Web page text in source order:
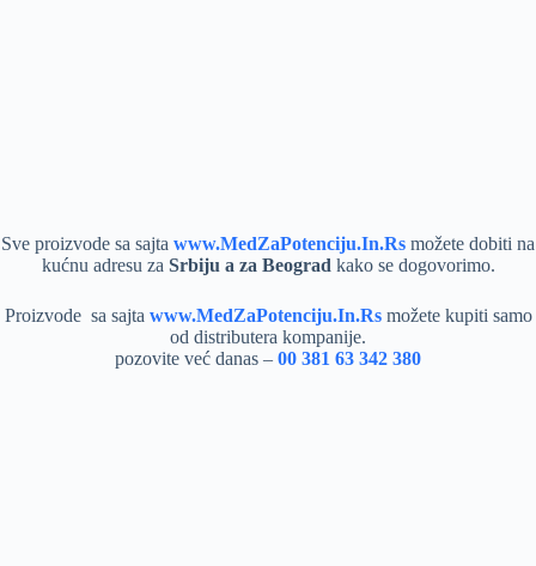
Sve proizvode sa sajta www.MedZaPotenciju.In.Rs možete dobiti na
kućnu adresu za Srbiju a za Beograd kako se dogovorimo.
Proizvode sa sajta www.MedZaPotenciju.In.Rs možete kupiti samo
od distributera kompanije.
pozovite već danas – 00 381 63 342 380